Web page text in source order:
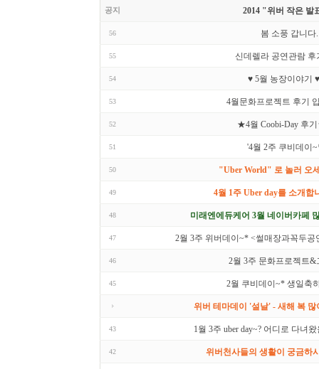
공지 2014 "위버 작은 발
56 봄 소풍 갑니다.
55 신데렐라 공연관람 후
54 ♥ 5월 농장이야기 ♥
53 4월문화프로젝트 후기
52 ★4월 Coobi-Day 후
51 '4월 2주 쿠비데이
50 "Uber World" 로 놀러 오
49 4월 1주 Uber day를 소개합
48 미래엔에듀케어 3월 네이버카페
47 2월 3주 위버데이~* <썰매장과꼭두
46 2월 3주 문화프로젝트&
45 2월 쿠비데이~* 생일축
위버 테마데이 '설날' - 새해 복
43 1월 3주 uber day~? 어디로 다녀
42 위버천사들의 생활이 궁금하